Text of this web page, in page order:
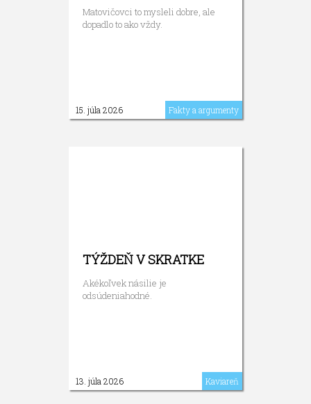
Matovičovci to mysleli dobre, ale
dopadlo to ako vždy.
15. júla 2026 Fakty a argumenty
TÝŽDEŇ V SKRATKE
Akékoľvek násilie je
odsúdeniahodné.
13. júla 2026 Kaviareň